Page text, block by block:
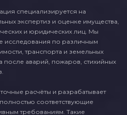
специализируется на
экспертиз и оценке имущества,
и юридических лиц. Мы
исследования по различным
транспорта и земельных
после аварий, пожаров, стихийных
расчёты и разрабатывает
соответствующие
требованиям. Такие